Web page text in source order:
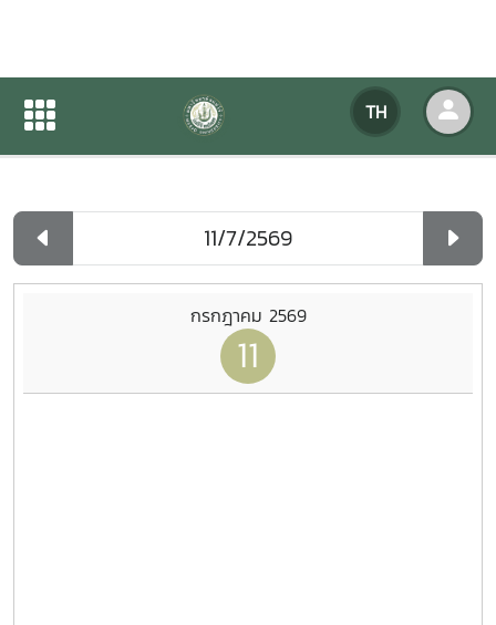
TH
ปฏิทินกิจกรรมของหน่วยงาน
ปฏิทินกิจกรรมของหน่วยงาน
กรกฎาคม 2569
11